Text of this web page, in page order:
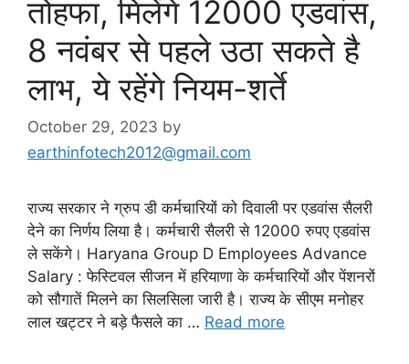
तोहफा, मिलेंगे 12000 एडवांस,
8 नवंबर से पहले उठा सकते है
लाभ, ये रहेंगे नियम-शर्ते
October 29, 2023 by
earthinfotech2012@gmail.com
राज्य सरकार ने ग्रुप डी कर्मचारियों को दिवाली पर एडवांस सैलरी
देने का निर्णय लिया है। कर्मचारी सैलरी से 12000 रुपए एडवांस
ले सकेंगे। Haryana Group D Employees Advance
Salary : फेस्टिवल सीजन में हरियाणा के कर्मचारियों और पेंशनरों
को सौगातें मिलने का सिलसिला जारी है। राज्य के सीएम मनोहर
लाल खट्टर ने बड़े फैसले का … Read more